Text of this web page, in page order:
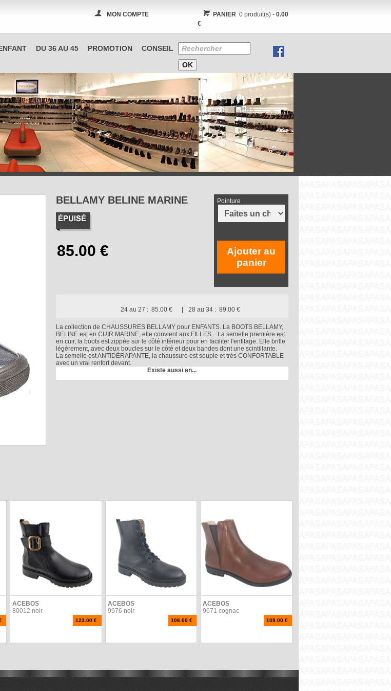
MON COMPTE PANIER 0 produit(s) -0.00
€
DU 36 AU 45 PROMOTION CONSEIL
BELLAMY BELINE MARINE Pointure
Ajouter au
panier
24 au 27 : 85.00 € 28 au 34 : 89.00 €
La collection de CHAUSSURES BELLAMY pour ENFANTS. La BOOTS BELLAMY,
BELINE est en CUIR MARINE, elle convient aux FILLES. La semelle première est
en cuir, la boots est zippée sur le côté intérieur pour en faciliter l'enfilage. Elle brille
légèrement, avec deux boucles sur le côté et deux bandes dont une scintillante.
La semelle est ANTIDÉRAPANTE, la chaussure est souple et très CONFORTABLE
avec un vrai renfort devant.
Existe aussi en...
ACEBOS
80012 noir
123.00 €
ACEBOS
9976 noir
106.00 €
ACEBOS
9671 cognac
109.00 €